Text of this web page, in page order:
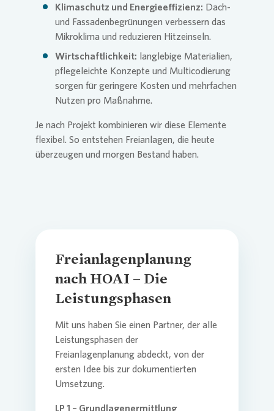
Klimaschutz und Energieeffizienz: Dach-
und Fassadenbegrünungen verbessern das
Mikroklima und reduzieren Hitzeinseln.
Wirtschaftlichkeit: langlebige Materialien,
pflegeleichte Konzepte und Multicodierung
sorgen für geringere Kosten und mehrfachen
Nutzen pro Maßnahme.
Je nach Projekt kombinieren wir diese Elemente
flexibel. So entstehen Freianlagen, die heute
überzeugen und morgen Bestand haben.
Freianlagenplanung
nach HOAI – Die
Leistungsphasen
Mit uns haben Sie einen Partner, der alle
Leistungsphasen der
Freianlagenplanung abdeckt, von der
ersten Idee bis zur dokumentierten
Umsetzung.
LP 1 – Grundlagenermittlung